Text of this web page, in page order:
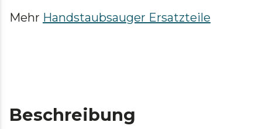
Mehr Handstaubsauger Ersatzteile
Beschreibung